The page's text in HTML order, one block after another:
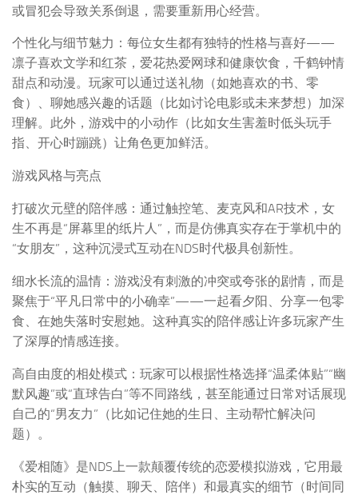
或冒犯会导致关系倒退，需要重新用心经营。
个性化与细节魅力：每位女生都有独特的性格与喜好——
凛子喜欢文学和红茶，爱花热爱网球和健康饮食，千鹤钟情
甜点和动漫。玩家可以通过送礼物（如她喜欢的书、零
食）、聊她感兴趣的话题（比如讨论电影或未来梦想）加深
理解。此外，游戏中的小动作（比如女生害羞时低头玩手
指、开心时蹦跳）让角色更加鲜活。
游戏风格与亮点
打破次元壁的陪伴感：通过触控笔、麦克风和AR技术，女
生不再是“屏幕里的纸片人”，而是仿佛真实存在于掌机中的
“女朋友”，这种沉浸式互动在NDS时代极具创新性。
细水长流的温情：游戏没有刺激的冲突或夸张的剧情，而是
聚焦于“平凡日常中的小确幸”——一起看夕阳、分享一包零
食、在她失落时安慰她。这种真实的陪伴感让许多玩家产生
了深厚的情感连接。
高自由度的相处模式：玩家可以根据性格选择“温柔体贴”“幽
默风趣”或“直球告白”等不同路线，甚至能通过日常对话展现
自己的“男友力”（比如记住她的生日、主动帮忙解决问
题）。
《爱相随》是NDS上一款颠覆传统的恋爱模拟游戏，它用最
朴实的互动（触摸、聊天、陪伴）和最真实的细节（时间同